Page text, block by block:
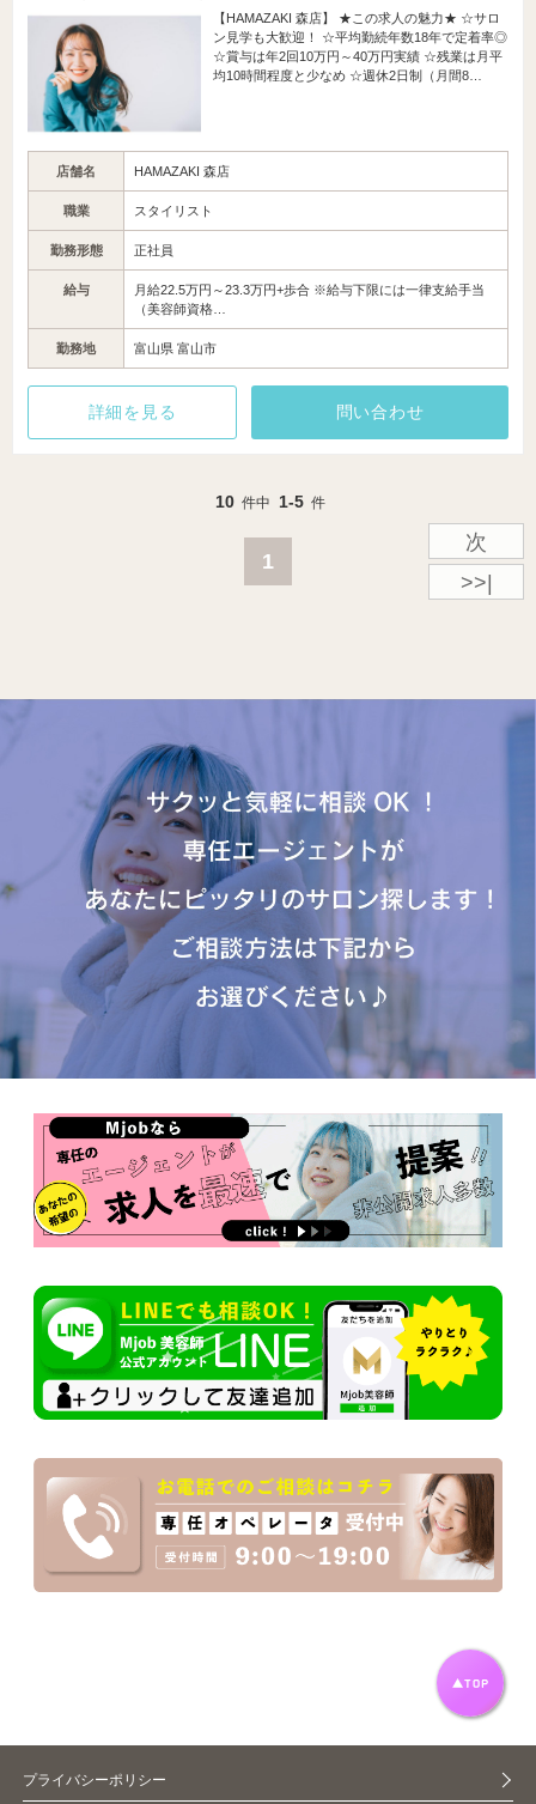
【HAMAZAKI 森店】 ★この求人の魅力★ ☆サロ
ン見学も大歓迎！ ☆平均勤続年数18年で定着率◎
☆賞与は年2回10万円～40万円実績 ☆残業は月平
均10時間程度と少なめ ☆週休2日制（月間8…
店舗名 HAMAZAKI 森店
職業 スタイリスト
勤務形態 正社員
給与
月給22.5万円～23.3万円+歩合 ※給与下限には一律支給手当
（美容師資格…
勤務地 富山県 富山市
詳細を見る 問い合わせ
10 件中 1-5 件
1
次
>>|
プライバシーポリシー